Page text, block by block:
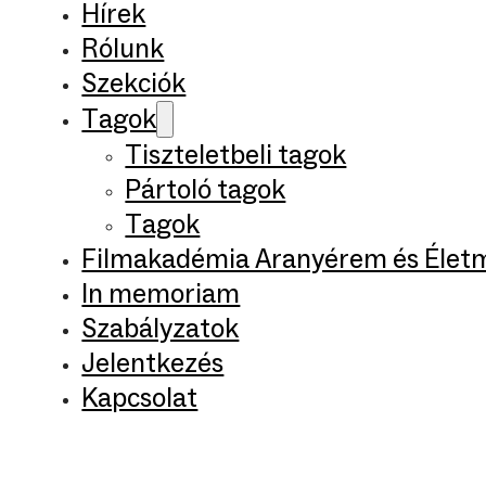
Hírek
Rólunk
Szekciók
Tagok
Tiszteletbeli tagok
Pártoló tagok
Tagok
Filmakadémia Aranyérem és
In memoriam
Szabályzatok
Jelentkezés
Kapcsolat